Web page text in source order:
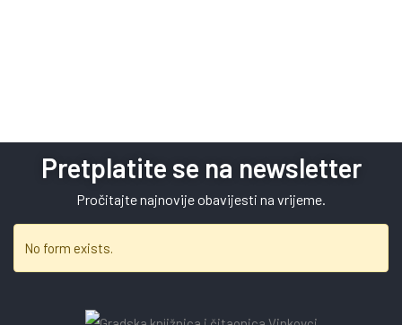
Pretplatite se na newsletter
Pročitajte najnovije obavijesti na vrijeme.
No form exists.